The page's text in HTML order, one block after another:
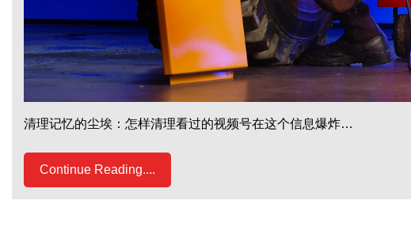
清理记忆的尘埃：怎样清理看过的视频号在这个信息爆炸…
Continue Reading....